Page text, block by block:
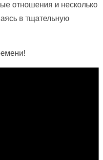
отношения и несколько
в тщательную